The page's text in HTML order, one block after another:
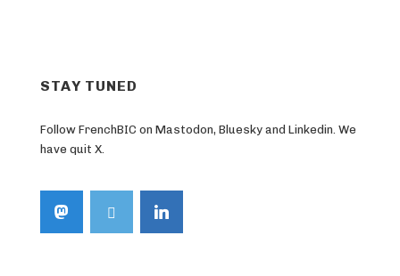
STAY TUNED
Follow FrenchBIC on Mastodon, Bluesky and Linkedin. We
have quit X.